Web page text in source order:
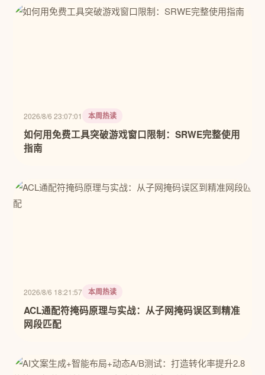
2026/8/6 23:07:01 本周热读
如何用免费工具突破游戏窗口限制：SRWE完整使用
指南
2026/8/6 18:21:57 本周热读
ACL通配符掩码原理与实战：从子网掩码误区到精准
网段匹配